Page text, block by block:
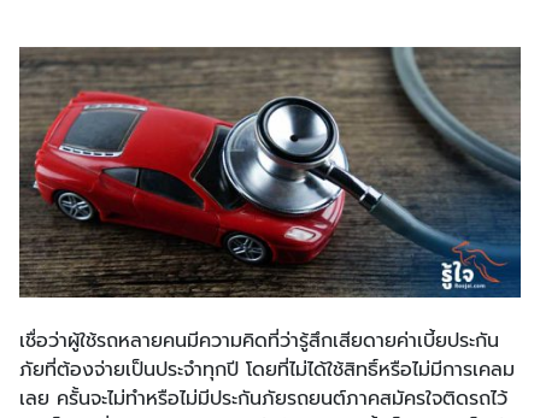
เชื่อว่าผู้ใช้รถหลายคนมีความคิดที่ว่ารู้สึกเสียดายค่าเบี้ยประกัน
ภัยที่ต้องจ่ายเป็นประจำทุกปี โดยที่ไม่ได้ใช้สิทธิ์หรือไม่มีการเคลม
เลย ครั้นจะไม่ทำหรือไม่มีประกันภัยรถยนต์ภาคสมัครใจติดรถไว้